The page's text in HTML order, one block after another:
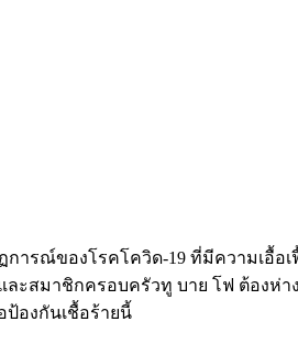
รณ์ของโรคโควิด-19 ที่มีความเอื้อเ
ะสมาชิกครอบครัวทู บาย โฟ ต้องห่า
ป้องกันเชื้อร้ายนี้